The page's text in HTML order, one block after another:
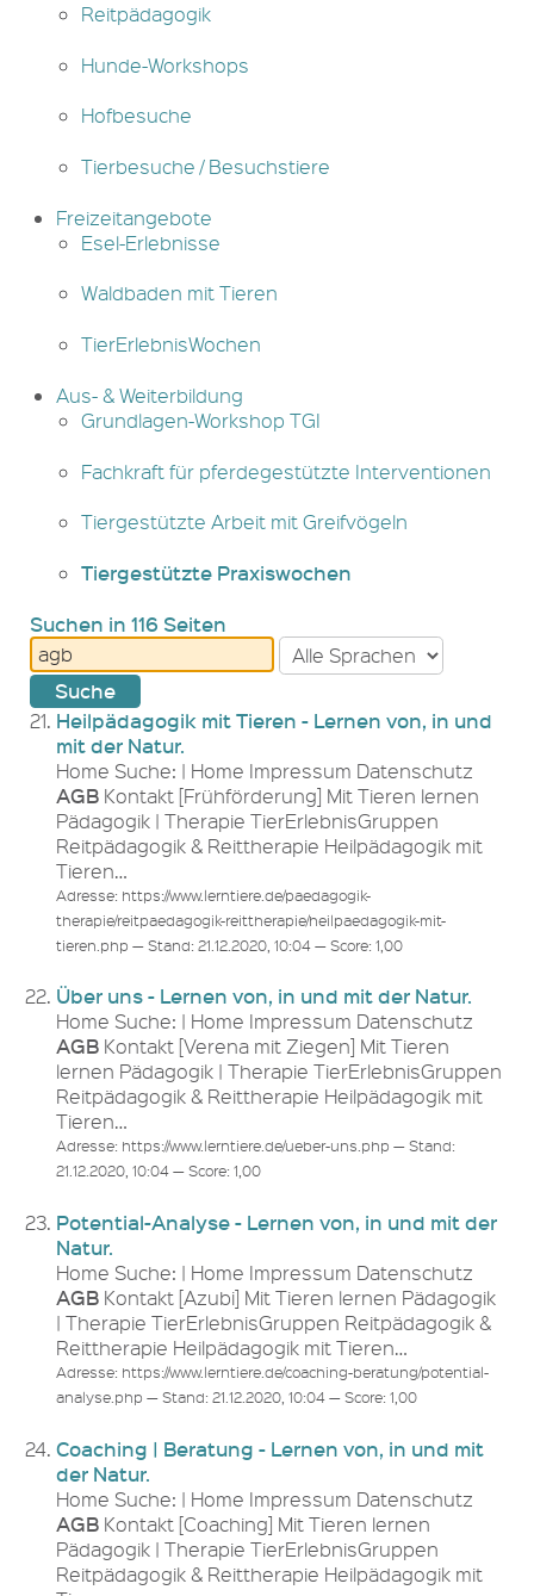
Reitpädagogik
Hunde-Workshops
Hofbesuche
Tierbesuche / Besuchstiere
Freizeitangebote
Esel-Erlebnisse
Waldbaden mit Tieren
TierErlebnisWochen
Aus- & Weiterbildung
Grundlagen-Workshop TGI
Fachkraft für pferdegestützte Interventionen
Tiergestützte Arbeit mit Greifvögeln
Tiergestützte Praxiswochen
Suchen in 116 Seiten
Heilpädagogik mit Tieren - Lernen von, in und
mit der Natur.
Home Suche: | Home Impressum Datenschutz
AGBKontakt [Frühförderung] Mit Tieren lernen
Pädagogik | Therapie TierErlebnisGruppen
Reitpädagogik & Reittherapie Heilpädagogik mit
Tieren…
Adresse: https://www.lerntiere.de/paedagogik-
therapie/reitpaedagogik-reittherapie/heilpaedagogik-mit-
tieren.php — Stand: 21.12.2020, 10:04 — Score: 1,00
Über uns - Lernen von, in und mit der Natur.
Home Suche: | Home Impressum Datenschutz
AGBKontakt [Verena mit Ziegen] Mit Tieren
lernen Pädagogik | Therapie TierErlebnisGruppen
Reitpädagogik & Reittherapie Heilpädagogik mit
Tieren…
Adresse: https://www.lerntiere.de/ueber-uns.php — Stand:
21.12.2020, 10:04 — Score: 1,00
Potential-Analyse - Lernen von, in und mit der
Natur.
Home Suche: | Home Impressum Datenschutz
AGBKontakt [Azubi] Mit Tieren lernen Pädagogik
| Therapie TierErlebnisGruppen Reitpädagogik &
Reittherapie Heilpädagogik mit Tieren…
Adresse: https://www.lerntiere.de/coaching-beratung/potential-
analyse.php — Stand: 21.12.2020, 10:04 — Score: 1,00
Coaching | Beratung - Lernen von, in und mit
der Natur.
Home Suche: | Home Impressum Datenschutz
AGBKontakt [Coaching] Mit Tieren lernen
Pädagogik | Therapie TierErlebnisGruppen
Reitpädagogik & Reittherapie Heilpädagogik mit